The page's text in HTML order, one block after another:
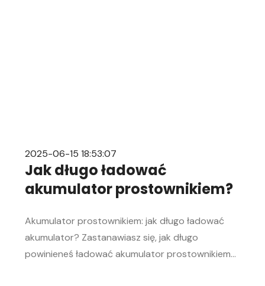
2025-06-15 18:53:07
Jak długo ładować
akumulator prostownikiem?
Akumulator prostownikiem: jak długo ładować
akumulator? Zastanawiasz się, jak długo
powinieneś ładować akumulator prostownikiem?